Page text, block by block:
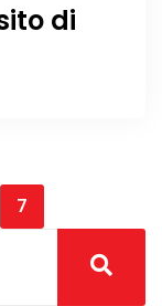
di
7